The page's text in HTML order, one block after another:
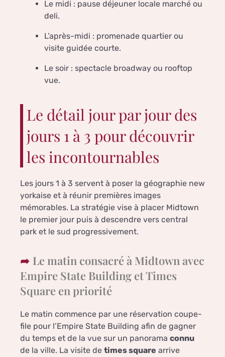
Le midi : pause déjeuner locale marché ou
deli.
L’après-midi : promenade quartier ou
visite guidée courte.
Le soir : spectacle broadway ou rooftop
vue.
Le détail jour par jour des
jours 1 à 3 pour découvrir
les incontournables
Les jours 1 à 3 servent à poser la géographie new
yorkaise et à réunir premières images
mémorables. La stratégie vise à placer Midtown
le premier jour puis à descendre vers central
park et le sud progressivement.
Le matin consacré à Midtown avec
Empire State Building et Times
Square en priorité
Le matin commence par une réservation coupe-
file pour l’Empire State Building afin de gagner
du temps et de la vue sur un panorama connu
de la ville. La visite de times square arrive